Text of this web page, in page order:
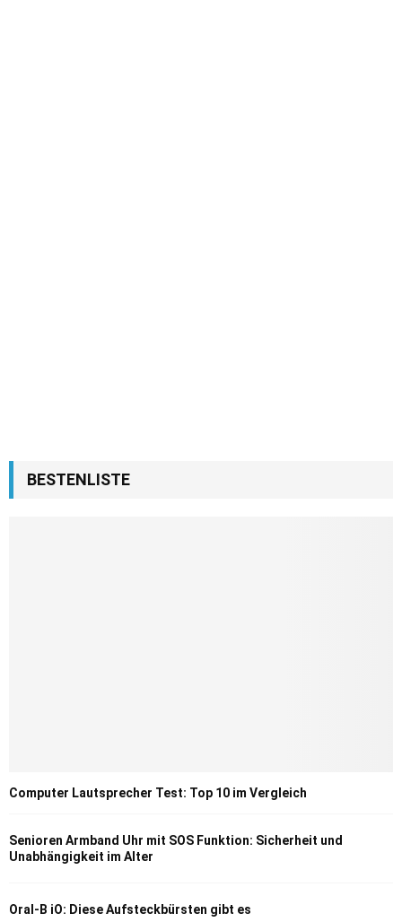
BESTENLISTE
Computer Lautsprecher Test: Top 10 im Vergleich
Senioren Armband Uhr mit SOS Funktion: Sicherheit und
Unabhängigkeit im Alter
Oral-B iO: Diese Aufsteckbürsten gibt es